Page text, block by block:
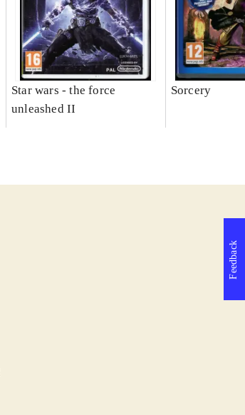
Star wars - the force
unleashed II
Sorcery
Feedback